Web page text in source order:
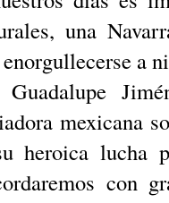
una
a
mexicana
heroica lucha
con